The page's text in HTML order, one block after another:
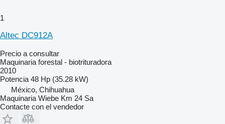
1
Altec DC912A
Precio a consultar
Maquinaria forestal - biotrituradora
2010
Potencia 48 Hp (35.28 kW)
México, Chihuahua
Maquinaria Wiebe Km 24 Sa
Contacte con el vendedor